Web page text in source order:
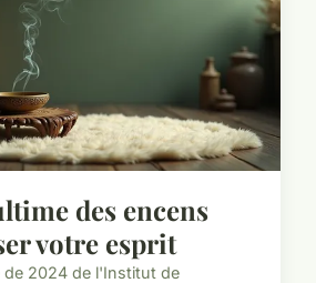
des encens
votre esprit
de 2024 de l'Institut de